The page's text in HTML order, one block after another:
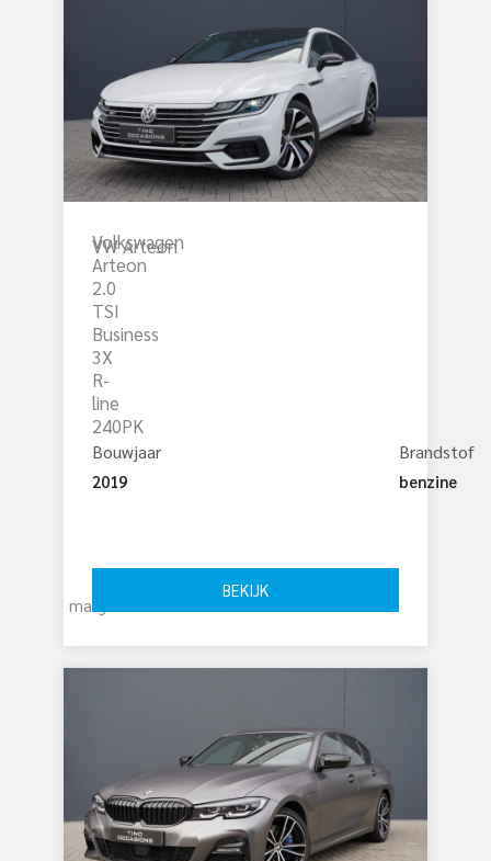
Volkswagen
Arteon
2.0
TSI
Business
3X
R-
line
240PK
VW Arteon
Bouwjaar
2019
Brandstof
benzine
marge
€ 21.995 BEKIJK